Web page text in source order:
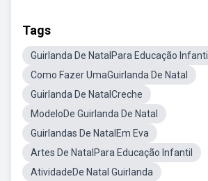
Tags
Guirlanda De NatalPara Educação Infantil
Como Fazer UmaGuirlanda De Natal
Guirlanda De NatalCreche
ModeloDe Guirlanda De Natal
Guirlandas De NatalEm Eva
Artes De NatalPara Educação Infantil
AtividadeDe Natal Guirlanda